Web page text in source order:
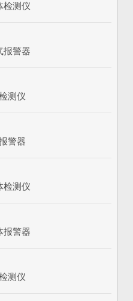
检测仪
报警器
测仪
警器
检测仪
报警器
测仪